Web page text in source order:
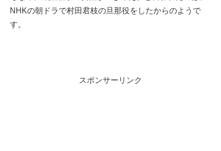
NHKの朝ドラで村田君枝の旦那役をしたからのようで
す。
スポンサーリンク